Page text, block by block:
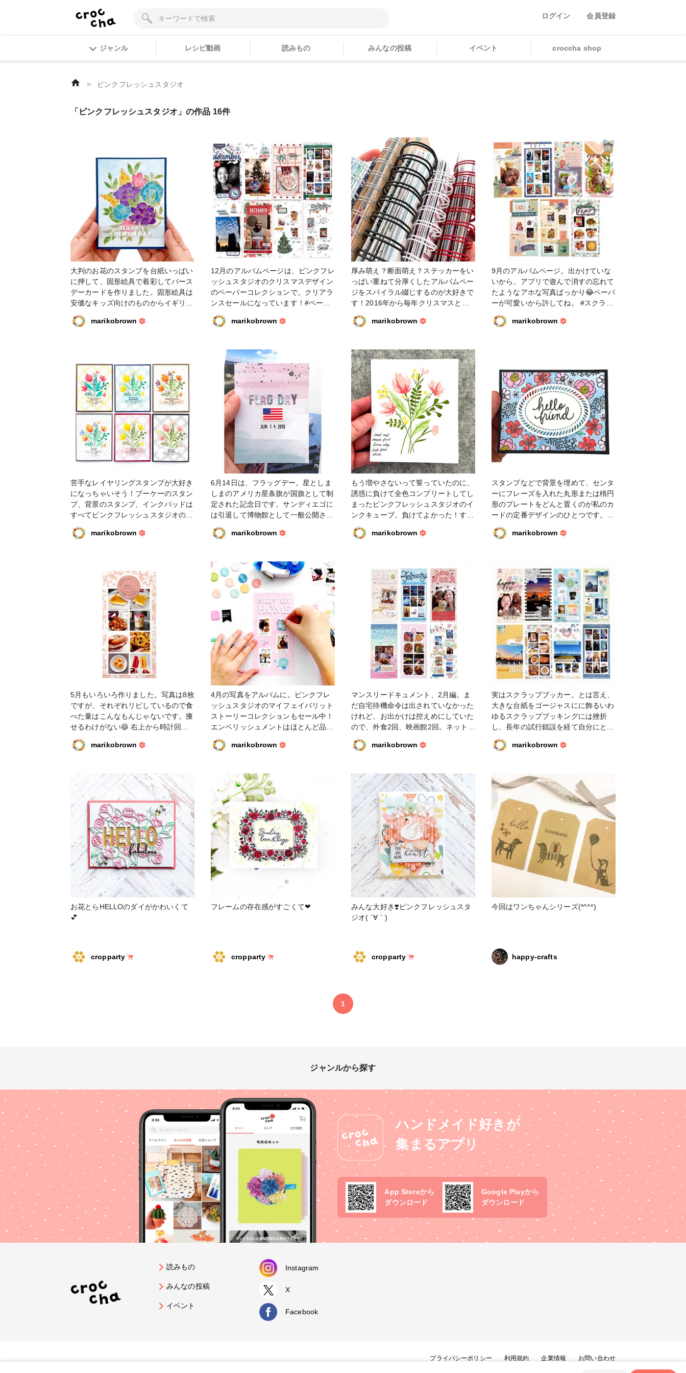
ログイン 会員登録
ジャンル レシピ動画 読みもの みんなの投稿 イベント croccha shop
＞ ピンクフレッシュスタジオ
「ピンクフレッシュスタジオ」の作品 16件
大判のお花のスタンプを台紙いっぱい
に押して、固形絵具で着彩してバース
デーカードを作りました。固形絵具は
安価なキッズ向けのものからイギリス
の画材メーカーのものまでいろいろ試
しましたが、ダントツ一番好きなのは
を弾き、適当に塗ってもはみ出したり
欠けたりという失敗があまりありませ
ん。フレーズを入れるスペースがない
時は、別紙で作ったラベルを乗せる
か、半透明のヴェラムペーパーでボー
ダーを作って重ねる方法で仕上げるこ
とが多いです。今回は後者を選択。マ
ガジンに詳しく書いています。 #カー
ド #スタンプ #クリアスタンプ #バー
スデーカード #ピンクフレッシュスタ
ファンれぽ_クロップパーティー
marikobrown
12月のアルバムページは、ピンクフレ
ッシュスタジオのクリスマスデザイン
のペーパーコレクションで。クリアラ
ンスセールになっています！#ペーパ
ークラフト #スクラップブッキング #
スクラップブッキングペーパー #ピン
marikobrown
厚み萌え？断面萌え？ステッカーをい
っぱい重ねて分厚くしたアルバムペー
ジをスパイラル綴じするのが大好きで
す！2016年から毎年クリスマスとゴ
ールデンウィークの写真をミニブック
にしてきましたが、コロナ禍の今年は
家の母へのクリスマスプレゼントにし
ちゃおう、と思いついて早速新作ペー
パーコレクションでクリスマスミニブ
ックを作りました。スパイラル製本マ
シン、バインドイットオールの使い方
をマガジンに書いています。まいこさ
んやRunajiさんもノートにアルバムに
と楽しく使いこなしていらっしゃいま
す。 #スクラップブッキング #ペーパ
ークラフト #ミニアルバム #ザッター
#クリスマス #ピンクフレッシュスタ
ジオ #ファンれぽ_クロップパーティ
ー
marikobrown
9月のアルバムページ。出かけていな
いから、アプリで遊んで消すの忘れて
たようなアホな写真ばっかり😂ペーパ
ーが可愛いから許してね。 #スクラッ
プブッキング #ミニアルバム #ピンク
フレッシュスタジオ #ペーパークラフ
marikobrown
苦手なレイヤリングスタンプが大好き
になっちゃいそう！ブーケーのスタン
プ、背景のスタンプ、インクパッドは
すべてピンクフレッシュスタジオのも
の。クロップパーティーにてただいま
ご予約セール開催中です。
marikobrown
6月14日は、フラッグデー。星としま
しまのアメリカ星条旗が国旗として制
定された記念日です。サンディエゴに
は引退して博物館として一般公開され
ている航空母艦があるのですが、この
フラッグデーに限りアメリカ国旗にち
青のストライプのワンピースを着て昨
年初めて行ってみました。海軍兵だっ
た夫にとっては元職場みたいなもの
で、マニアックな要らん解説付きで回
りましたが（笑）、歴史が垣間見れて
楽しかったです。帰りに寄ったレスト
ランのカクテルが美味しかった！6x8
インチのレイアウト2ページにまとめ
ています。
marikobrown
もう増やさないって誓っていたのに、
誘惑に負けて全色コンプリートしてし
まったピンクフレッシュスタジオのイ
ンクキューブ。負けてよかった！すご
くいい色揃いで、すでにいくつかフル
サイズでの購入を検討中。とくに淡い
合が絶妙です。
marikobrown
スタンプなどで背景を埋めて、センタ
ーにフレーズを入れた丸形または楕円
形のプレートをどんと置くのが私のカ
ードの定番デザインのひとつです。サ
ークルパンチで2枚重ねにしたものが
多いけれど、こんな繊細な模様の入っ
て度々登場するアイテムです。背景は
顔彩耽美で色ぬりしています。
marikobrown
5月もいろいろ作りました。写真は8枚
ですが、それぞれリピしているので食
べた量はこんなもんじゃないです。痩
せるわけがない😆 右上から時計回り
に、ブルーベリーレモンケーキ、バナ
ナプディング、チョコレートチップク
ントクッキー、アイスクリームサン
ド、キャラメルポップコーン、レモン
カードのチーズケーキ。レモンのお裾
分けを大量にいただいたので、レモン
のお菓子率が高いです。 #ペーパーク
ラフト #スクラップブッキング #ミ
ニアルバム #ピンクフレッシュスタジ
オ
marikobrown
4月の写真をアルバムに。ピンクフレ
ッシュスタジオのマイフェイバリット
ストーリーコレクションもセール中！
エンベリッシュメントはほとんど品切
れになっちゃったけれど（再入荷予
定）、可愛いペーパーが見つかりま
シュスタジオ #ファンれぽ_クロップ
パーティー
marikobrown
マンスリードキュメント、2月編。ま
だ自宅待機命令は出されていなかった
けれど、お出かけは控えめにしていた
ので、外食2回、映画館2回。ネットフ
リックス三昧の2月でした。リバーデ
イルをシーズン3まで一気に観ちゃっ
カーなどでエンベリッシュしていま
す。アルファベットシールでレストラ
ン名などを綴るのが楽しいです。 #ペ
ーパークラフト #スクラップブッキン
グ #ピンクフレッシュスタジオ #アル
バム #ファンれぽ_クロップパーティ
ー
marikobrown
実はスクラップブッカー。とは言え、
大きな台紙をゴージャスにに飾るいわ
ゆるスクラップブッキングには挫折
し、長年の試行錯誤を経て自分にとっ
てちょうどいい写真：飾りの割合に辿
り着きました。今年からはトラベラー
ます。スクラップブックというより写
真日記のような感じかな？これは１月
分の8ページです。 #スクラップブッ
キング #ペーパークラフト #ピンク
フレッシュスタジオ #アルバム #ファ
ンれぽ_クロップパーティー
marikobrown
お花とらHELLOのダイがかわいくて
💕
cropparty
フレームの存在感がすごくて❤
cropparty
みんな大好き❣️ピンクフレッシュスタ
ジオ( ´∀｀)
cropparty
今回はワンちゃんシリーズ(*^^*)
happy-crafts
1
ジャンルから探す
ハンドメイド好きが
集まるアプリ
App Storeから
ダウンロード
Google Playから
ダウンロード
読みもの
みんなの投稿
イベント
Instagram
X
Facebook
プライバシーポリシー 利用規約 企業情報 お問い合わせ